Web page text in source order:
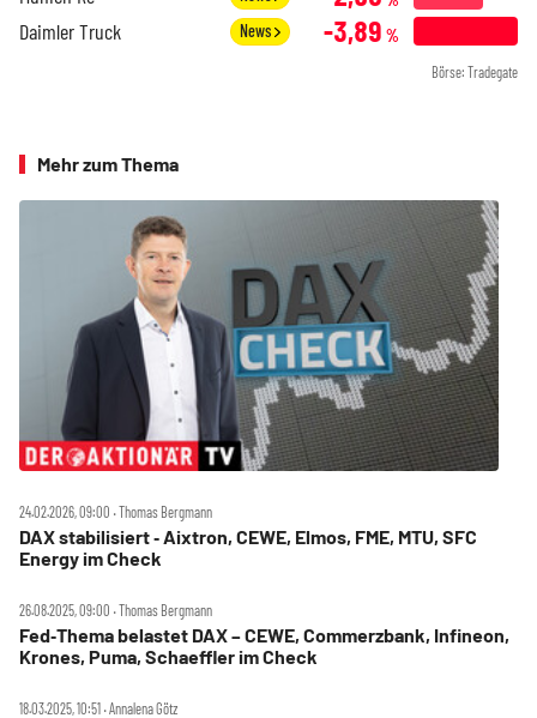
Daimler Truck News -3,89 %
Börse: Tradegate
Mehr zum Thema
24.02.2026, 09:00 ‧ Thomas Bergmann
DAX stabilisiert ‑ Aixtron, CEWE, Elmos, FME, MTU, SFC
Energy im Check
26.08.2025, 09:00 ‧ Thomas Bergmann
Fed‑Thema belastet DAX – CEWE, Commerzbank, Infineon,
Krones, Puma, Schaeffler im Check
18.03.2025, 10:51 ‧ Annalena Götz